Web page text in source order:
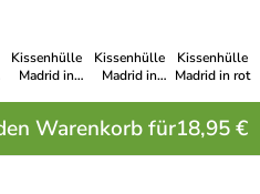
Kissenhülle
Madrid in
Kissenhülle
Madrid in
Kissenhülle
Madrid in rot
Warenkorb für18,95 €